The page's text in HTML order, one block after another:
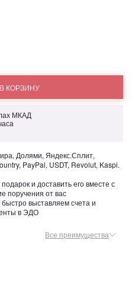
КОРЗИНУ
МКАД
Долями, Яндекс.Сплит,
PayPal, USDT, Revolut, Kaspi.
и доставить его вместе с
поручения от вас
выставляем счета и
в ЭДО
Все преимущества